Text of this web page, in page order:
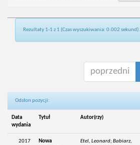
Rezultaty 1-1 z 1 (Czas wyszukiwania: 0.002 sekund).
poprzedni
Odsłon pozycji:
Data
wydania
Tytuł Autor(rzy)
2017
Nowa
Etel, Leonard; Babiarz,